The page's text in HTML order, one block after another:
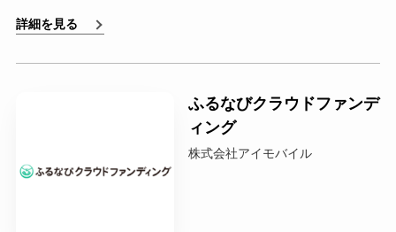
詳細を見る
ふるなびクラウドファンデ
ィング
株式会社アイモバイル